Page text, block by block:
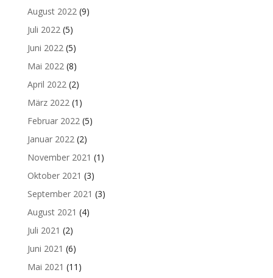
August 2022(9)
Juli 2022(5)
Juni 2022(5)
Mai 2022(8)
April 2022(2)
März 2022(1)
Februar 2022(5)
Januar 2022(2)
November 2021 (1)
Oktober 2021 (3)
September 2021 (3)
August 2021 (4)
Juli 2021 (2)
Juni 2021 (6)
Mai 2021 (11)